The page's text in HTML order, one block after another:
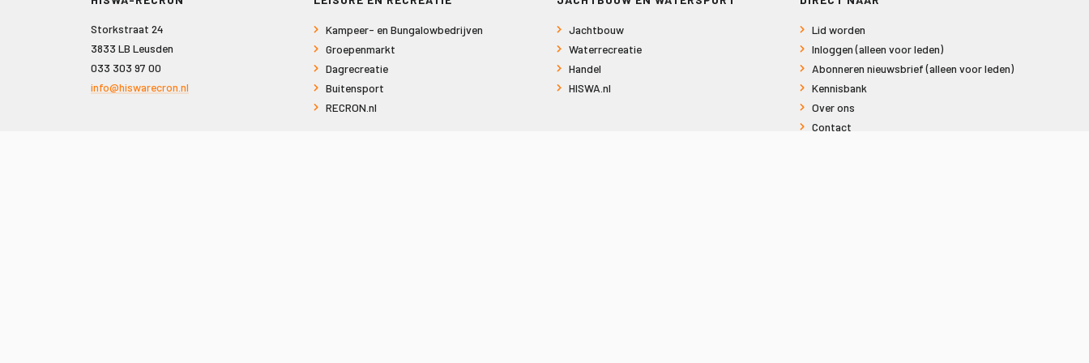
Storkstraat 24
3833 LB Leusden
033 303 97 00
info@hiswarecron.nl
Kampeer- en Bungalowbedrijven
Groepenmarkt
Dagrecreatie
Buitensport
RECRON.nl
Jachtbouw
Waterrecreatie
Handel
HISWA.nl
Lid worden
Inloggen (alleen voor leden)
Abonneren nieuwsbrief (alleen voor leden)
Kennisbank
Over ons
Contact